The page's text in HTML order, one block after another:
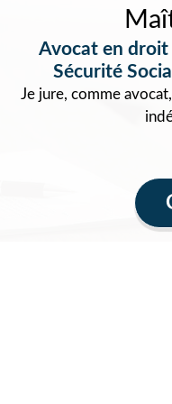
Avocat en droit
Sécurité
Je jure, comme